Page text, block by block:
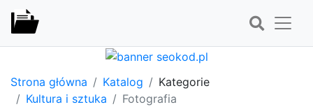
Strona główna Katalog
Kategorie
Kultura i sztuka
Fotografia